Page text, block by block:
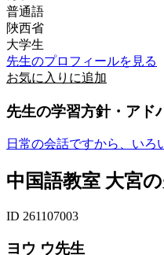
普通語
陜西省
大学生
先生のプロフィールを見る
お気に入りに追加
先生の学習方針・アド
日常の会話ですから、いろ
中国語教室 大宮
ID 261107003
ヨウ ウ先生